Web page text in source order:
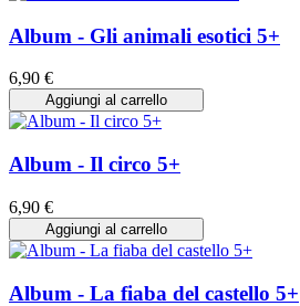
Album - Gli animali esotici 5+
6,90 €
Aggiungi al carrello
Album - Il circo 5+
6,90 €
Aggiungi al carrello
Album - La fiaba del castello 5+